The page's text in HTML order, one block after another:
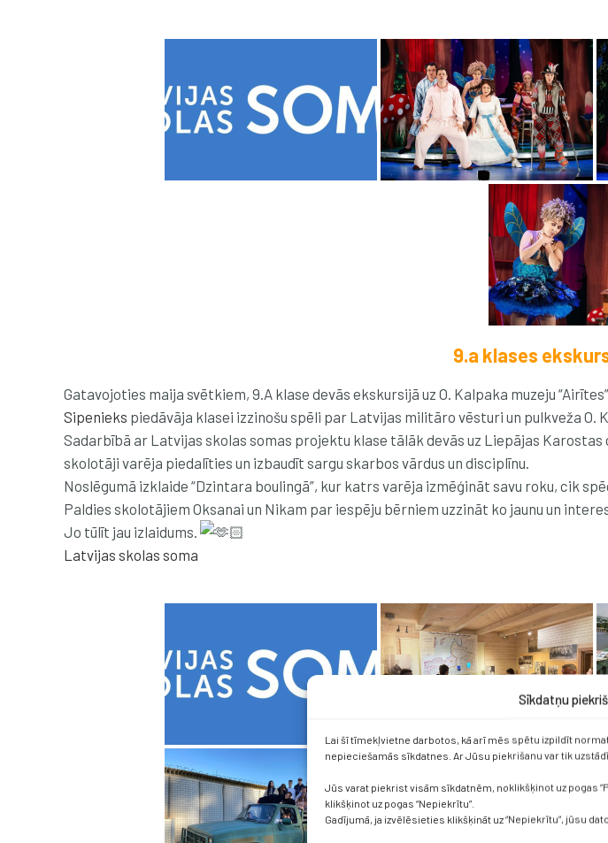
Sīkdatņu
Lai šī tīmekļvietne darbotos, kā arī mēs spētu izpildīt
nepieciešamās sīkdatnes. Ar Jūsu piekrišanu var tik
Jūs varat piekrist visām sīkdatnēm, noklikšķinot uz pogas
klikšķinot uz pogas “Nepiekrītu”.
Gadījumā, ja izvēlēsieties klikšķināt uz “Nepiekrītu”, jūsu
9.a klases
Gatavojoties maija svētkiem, 9.A klase devās ekskursijā uz O. Kalpaka muzeju
Sipenieks piedāvāja klasei izzinošu spēli par Latvijas militāro vēsturi un pulkveža
Sadarbībā ar Latvijas skolas somas projektu klase tālāk devās uz Liepājas
skolotāji varēja piedalīties un izbaudīt sargu skarbos vārdus un disciplīnu.
Noslēgumā izklaide “Dzintara boulingā”, kur katrs varēja izmēģināt savu roku, cik
Paldies skolotājiem Oksanai un Nikam par iespēju bērniem uzzināt ko jaunu un
Jo tūlīt jau izlaidums.
Latvijas skolas soma